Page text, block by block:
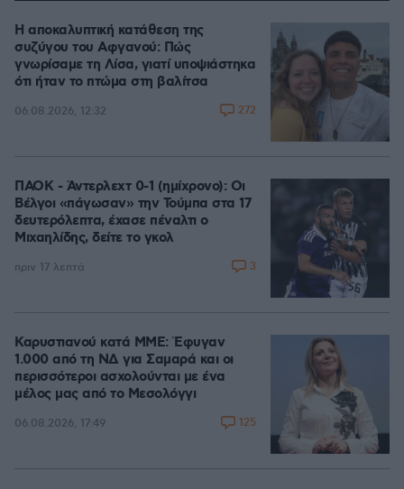
Η αποκαλυπτική κατάθεση της
συζύγου του Αφγανού: Πώς
γνωρίσαμε τη Λίσα, γιατί υποψιάστηκα
ότι ήταν το πτώμα στη βαλίτσα
06.08.2026, 12:32 272
ΠΑΟΚ - Άντερλεχτ 0-1 (ημίχρονο): Οι
Βέλγοι «πάγωσαν» την Τούμπα στα 17
δευτερόλεπτα, έχασε πέναλτι ο
Μιχαηλίδης, δείτε το γκολ
πριν 17 λεπτά 3
Καρυστιανού κατά ΜΜΕ: Έφυγαν
1.000 από τη ΝΔ για Σαμαρά και οι
περισσότεροι ασχολούνται με ένα
μέλος μας από το Μεσολόγγι
06.08.2026, 17:49 125